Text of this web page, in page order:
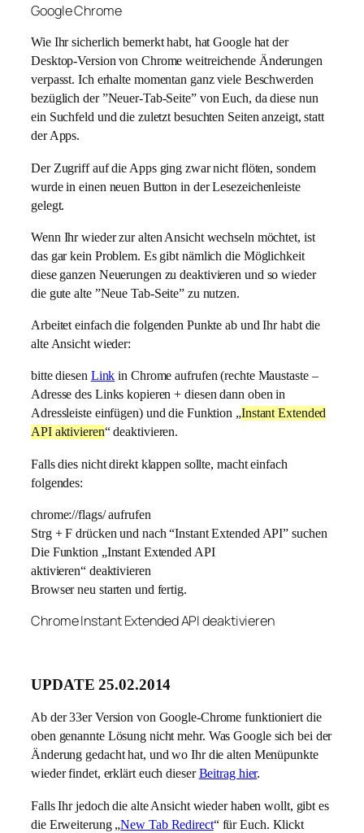
Google Chrome
Wie Ihr sicherlich bemerkt habt, hat Google hat der
Desktop-Version von Chrome weitreichende Änderungen
verpasst. Ich erhalte momentan ganz viele Beschwerden
bezüglich der ”Neuer-Tab-Seite” von Euch, da diese nun
ein Suchfeld und die zuletzt besuchten Seiten anzeigt, statt
der Apps.
Der Zugriff auf die Apps ging zwar nicht flöten, sondern
wurde in einen neuen Button in der Lesezeichenleiste
gelegt.
Wenn Ihr wieder zur alten Ansicht wechseln möchtet, ist
das gar kein Problem. Es gibt nämlich die Möglichkeit
diese ganzen Neuerungen zu deaktivieren und so wieder
die gute alte ”Neue Tab-Seite” zu nutzen.
Arbeitet einfach die folgenden Punkte ab und Ihr habt die
alte Ansicht wieder:
bitte diesen Link in Chrome aufrufen (rechte Maustaste –
Adresse des Links kopieren + diesen dann oben in
Adressleiste einfügen) und die Funktion „Instant Extended
API aktivieren“ deaktivieren.
Falls dies nicht direkt klappen sollte, macht einfach
folgendes:
chrome://flags/ aufrufen
Strg + F drücken und nach “Instant Extended API” suchen
Die Funktion „Instant Extended API
aktivieren“ deaktivieren
Browser neu starten und fertig.
Chrome Instant Extended API deaktivieren
UPDATE 25.02.2014
Ab der 33er Version von Google-Chrome funktioniert die
oben genannte Lösung nicht mehr. Was Google sich bei der
Änderung gedacht hat, und wo Ihr die alten Menüpunkte
wieder findet, erklärt euch dieserBeitrag hier.
Falls Ihr jedoch die alte Ansicht wieder haben wollt, gibt es
die Erweiterung „New Tab Redirect“ für Euch. Klickt